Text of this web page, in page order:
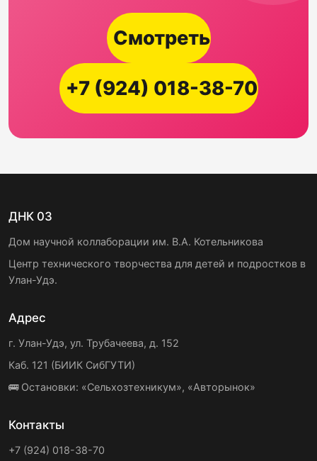
Смотреть
+7 (924) 018-38-70
ДНК 03
Дом научной коллаборации им. В.А. Котельникова
Центр технического творчества для детей и подростков в
Улан-Удэ.
Адрес
г. Улан-Удэ, ул. Трубачеева, д. 152
Каб. 121 (БИИК СибГУТИ)
🚌 Остановки: «Сельхозтехникум», «Авторынок»
Контакты
+7 (924) 018-38-70